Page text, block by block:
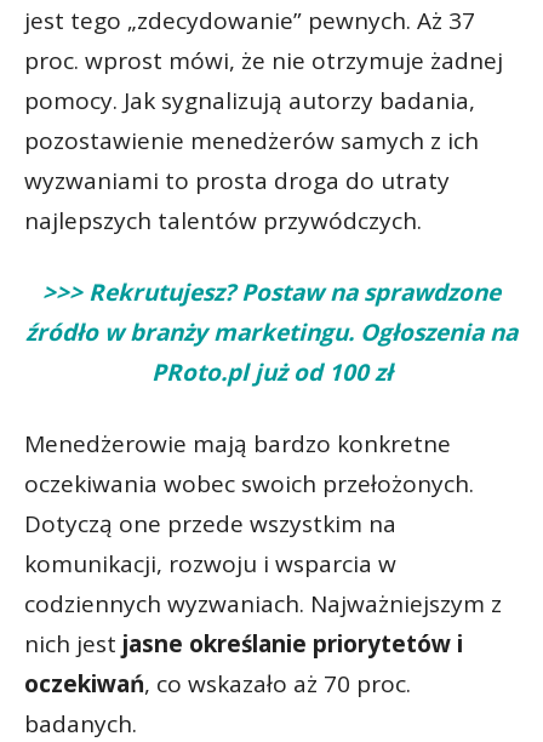
jest tego „zdecydowanie” pewnych. Aż 37
proc. wprost mówi, że nie otrzymuje żadnej
pomocy. Jak sygnalizują autorzy badania,
pozostawienie menedżerów samych z ich
wyzwaniami to prosta droga do utraty
najlepszych talentów przywódczych.
>>> Rekrutujesz? Postaw na sprawdzone
źródło w branży marketingu. Ogłoszenia na
PRoto.pl już od 100 zł
Menedżerowie mają bardzo konkretne
oczekiwania wobec swoich przełożonych.
Dotyczą one przede wszystkim na
komunikacji, rozwoju i wsparcia w
codziennych wyzwaniach. Najważniejszym z
nich jest jasne określanie priorytetów i
oczekiwań, co wskazało aż 70 proc.
badanych.